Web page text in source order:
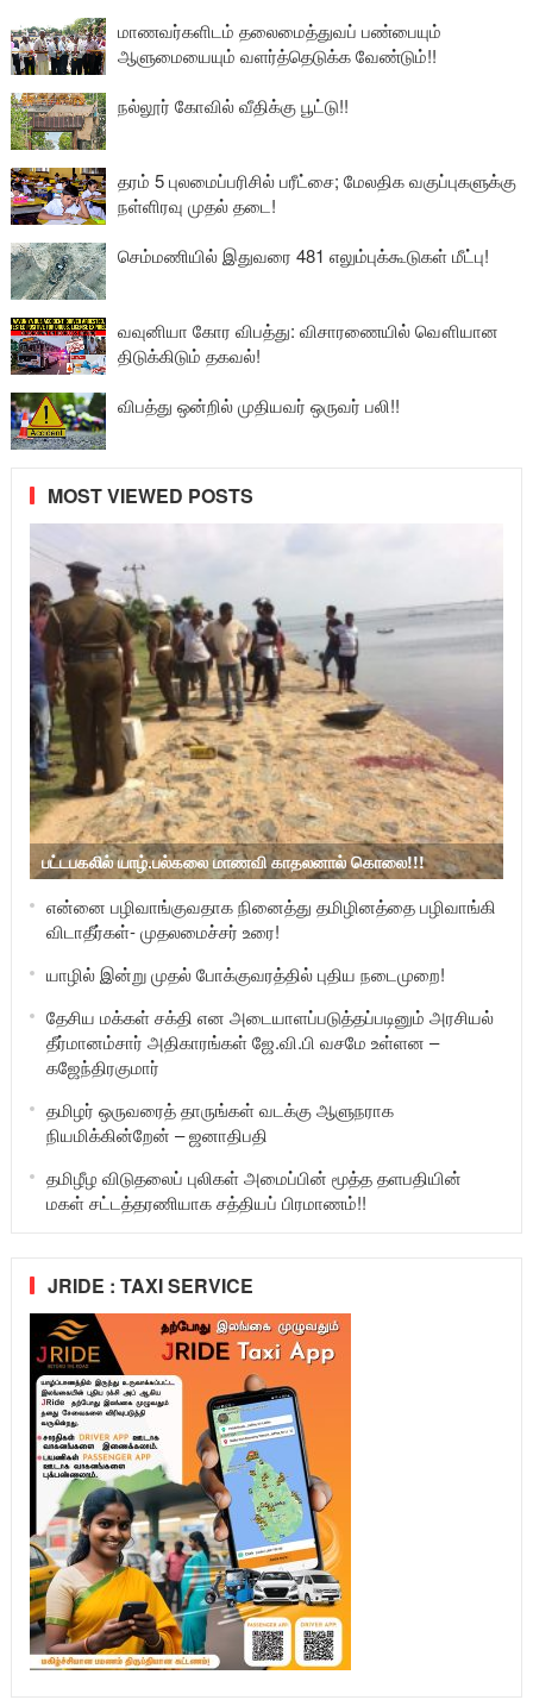
மாணவர்களிடம் தலைமைத்துவப் பண்பையும்
ஆளுமையையும் வளர்த்தெடுக்க வேண்டும்!!
நல்லூர் கோவில் வீதிக்கு பூட்டு!!
தரம் 5 புலமைப்பரிசில் பரீட்சை; மேலதிக வகுப்புகளுக்கு
நள்ளிரவு முதல் தடை!
செம்மணியில் இதுவரை 481 எலும்புக்கூடுகள் மீட்பு!
வவுனியா கோர விபத்து: விசாரணையில் வௌியான
திடுக்கிடும் தகவல்!
விபத்து ஒன்றில் முதியவர் ஒருவர் பலி!!
MOST VIEWED POSTS
பட்டபகலில் யாழ்.பல்கலை மாணவி காதலனால் கொலை!!!
என்னை பழிவாங்குவதாக நினைத்து தமிழினத்தை பழிவாங்கி
விடாதீர்கள்- முதலமைச்சர் உரை!
யாழில் இன்று முதல் போக்குவரத்தில் புதிய நடைமுறை!
தேசிய மக்கள் சக்தி என அடையாளப்படுத்தப்படினும் அரசியல்
தீர்மானம்சார் அதிகாரங்கள் ஜே.வி.பி வசமே உள்ளன –
கஜேந்திரகுமார்
தமிழர் ஒருவரைத் தாருங்கள் வடக்கு ஆளுநராக
நியமிக்கின்றேன் – ஜனாதிபதி
தமிழீழ விடுதலைப் புலிகள் அமைப்பின் மூத்த தளபதியின்
மகள் சட்டத்தரணியாக சத்தியப் பிரமாணம்!!
JRIDE : TAXI SERVICE